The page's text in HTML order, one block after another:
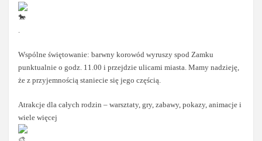
Wspólne świętowanie: barwny korowód wyruszy spod Zamku
punktualnie o godz. 11.00 i przejdzie ulicami miasta. Mamy nadzieję,
że z przyjemnością staniecie się jego częścią.
Atrakcje dla całych rodzin – warsztaty, gry, zabawy, pokazy, animacje i
wiele więcej